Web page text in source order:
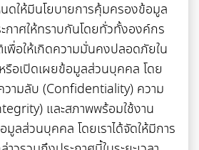
นดให้มีนโยบายการคุ้มครองข้อมูล
าศให้ทราบกันโดยทั่วทั้งองค์กร
พื่อให้เกิดความมั่นคงปลอดภัยใน
รือเปิดเผยข้อมูลส่วนบุคคล โดย
วามลับ (Confidentiality) ความ
และสภาพพร้อมใช้งาน
ลส่วนบุคคล โดยเราได้จัดให้มีการ